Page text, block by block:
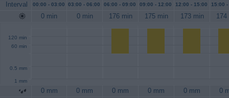
Interval 00:00 - 03:00 03:00 - 06:00 06:00 - 09:00 09:00 - 12:00 12:00 - 15:00 15:00 -
0 min 0 min 176 min 175 min 173 min 174
60 min
120 min
0.5 mm
1 mm
0 mm 0 mm 0 mm 0 mm 0 mm
0